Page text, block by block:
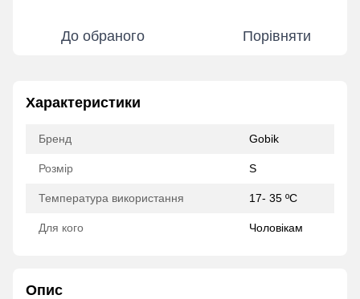
До обраного Порівняти
Характеристики
Бренд Gobik
Розмір S
Температура використання 17- 35 ºC
Для кого Чоловікам
Опис